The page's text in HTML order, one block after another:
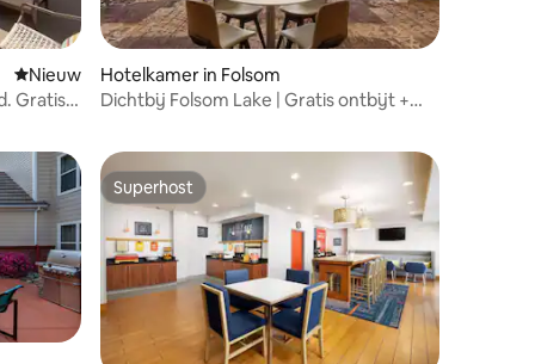
Nieuwe accommodatie
Nieuw
Gratis
Hotelkamer in Folsom
Dichtbij Folsom Lake | Gratis ontbijt +
Superhost
Superhost